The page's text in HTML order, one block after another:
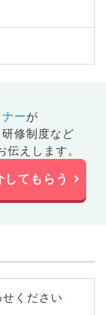
ーが
修制度など
えします。
てもらう
ください